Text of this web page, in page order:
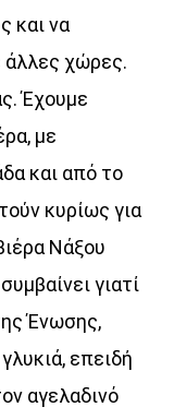
και να
άλλες χώρες.
Έχουμε
με
και από το
κυρίως για
Νάξου
γιατί
Ένωσης,
επειδή
αγελαδινό